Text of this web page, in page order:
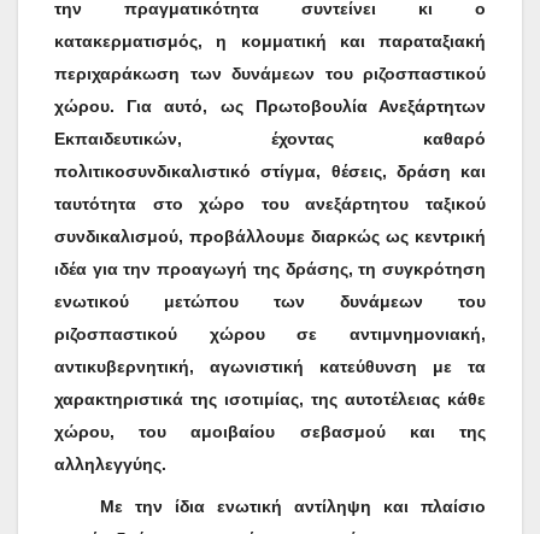
την πραγματικότητα συντείνει κι ο
κατακερματισμός, η κομματική και παραταξιακή
περιχαράκωση των δυνάμεων του ριζοσπαστικού
χώρου. Για αυτό, ως Πρωτοβουλία Ανεξάρτητων
Εκπαιδευτικών, έχοντας καθαρό
πολιτικοσυνδικαλιστικό στίγμα, θέσεις, δράση και
ταυτότητα στο χώρο του ανεξάρτητου ταξικού
συνδικαλισμού, προβάλλουμε διαρκώς ως κεντρική
ιδέα για την προαγωγή της δράσης,τη συγκρότηση
ενωτικού μετώπου των δυνάμεων του
ριζοσπαστικού χώρου σε αντιμνημονιακή,
αντικυβερνητική, αγωνιστική κατεύθυνση με τα
χαρακτηριστικά της ισοτιμίας, της αυτοτέλειας κάθε
χώρου, του αμοιβαίου σεβασμού και της
αλληλεγγύης.
Με την ίδια ενωτική αντίληψη και πλαίσιο